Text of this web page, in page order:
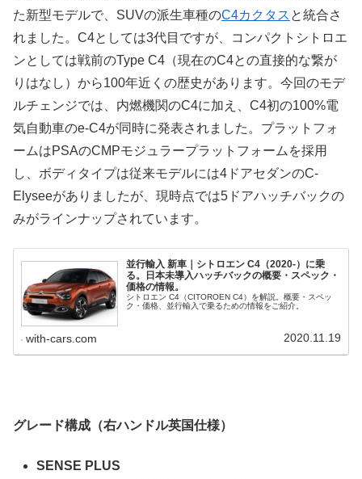
た新型モデルで、SUVの派生車種のC4カクタス と統合さ
れました。C4としては3代目ですが、コンパクトシトロエ
ンとしては戦前のType C4（現在のC4との直接的な繋が
りはなし）から100年近くの歴史があります。今回のモデ
ルチェンジでは、内燃機関のC4に加え、C4初の100%電
気自動車のe-C4が同時に発表されました。プラットフォ
ームはPSAのCMPモジュラープラットフォームを採用
し、ボディタイプは従来モデルには4ドアセダンのC-
Elyseeがありましたが、現時点では5ドアハッチバックの
みがラインナップされています。
並行輸入 新車｜シトロエン C4（2020-）に乗
る。日本未導入ハッチバックの概要・スペック・
価格の情報。
シトロエン C4（CITOROEN C4）を解説。概要・スペッ
ク・価格、並行輸入で乗るための情報をご紹介。
with-cars.com 2020.11.19
グレード構成（右ハンドル英国仕様）
SENSE PLUS